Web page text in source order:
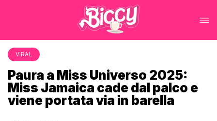
VIRAL
Paura a Miss Universo 2025:
Miss Jamaica cade dal palco e
viene portata via in barella